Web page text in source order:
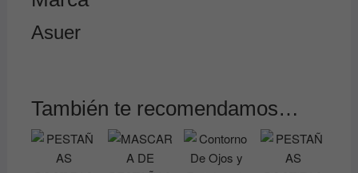
Asuer
También te recomendamos…